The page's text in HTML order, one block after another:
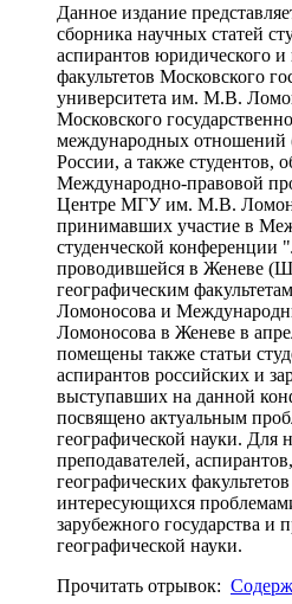
Данное издание
сборника научных статей
аспирантов юридического и
факультетов Московского
университета им. М.В.
Московского
международных
России, а также студентов,
Международно-правовой
Центре МГУ им. М.В.
принимавших участие в
студенческой
проводившейся в Женеве
географическим
Ломоносова и
Ломоносова в Женеве в
помещены также статьи
аспирантов российских и
выступавших на данной
посвящено актуальным
географической науки. Для
преподавателей,
географических
интересующихся
зарубежного государства и
географической науки.
Прочитать отрывок: